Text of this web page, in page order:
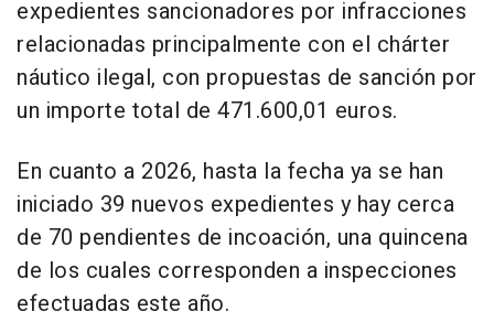
expedientes sancionadores por infracciones
relacionadas principalmente con el chárter
náutico ilegal, con propuestas de sanción por
un importe total de 471.600,01 euros.
En cuanto a 2026, hasta la fecha ya se han
iniciado 39 nuevos expedientes y hay cerca
de 70 pendientes de incoación, una quincena
de los cuales corresponden a inspecciones
efectuadas este año.